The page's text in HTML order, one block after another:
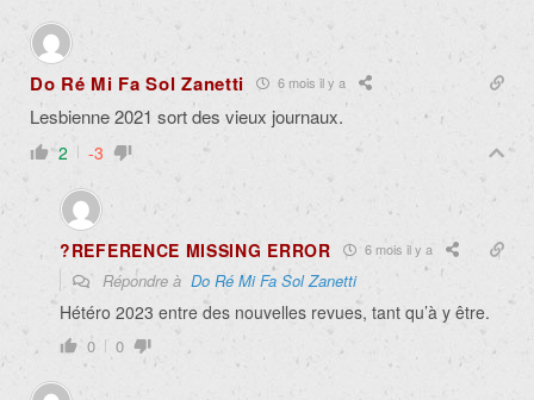
Do Ré Mi Fa Sol Zanetti 6 mois il y a
Lesbienne 2021 sort des vieux journaux.
2 -3
?REFERENCE MISSING ERROR 6 mois il y a
Répondre à Do Ré Mi Fa Sol Zanetti
Hétéro 2023 entre des nouvelles revues, tant qu’à y être.
0 0